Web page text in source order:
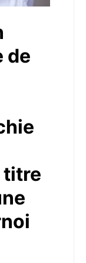
de
titre